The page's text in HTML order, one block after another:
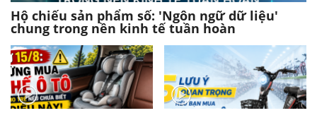
Hộ chiếu sản phẩm số: 'Ngôn ngữ dữ liệu'
chung trong nền kinh tế tuần hoàn